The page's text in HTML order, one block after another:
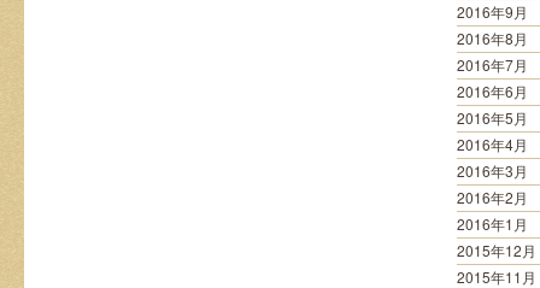
2016年9月
2016年8月
2016年7月
2016年6月
2016年5月
2016年4月
2016年3月
2016年2月
2016年1月
2015年12月
2015年11月